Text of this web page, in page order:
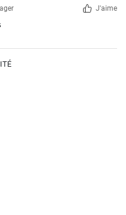
J'aime